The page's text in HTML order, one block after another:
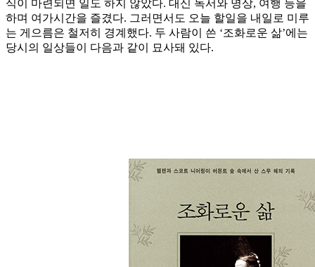
식이 마련되면 일도 하지 않았다. 대신 독서와 명상, 여행 등을
하며 여가시간을 즐겼다. 그러면서도 오늘 할일을 내일로 미루
는 게으름은 철저히 경계했다. 두 사람이 쓴 ‘조화로운 삶’에는
당시의 일상들이 다음과 같이 묘사돼 있다.